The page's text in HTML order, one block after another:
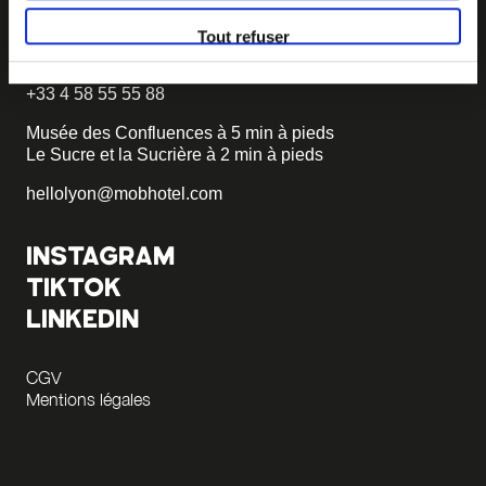
Tout refuser
Hôtel 3 étoiles
+33 4 58 55 55 88
Musée des Confluences à 5 min à pieds
Le Sucre et la Sucrière à 2 min à pieds
hellolyon@mobhotel.com
INSTAGRAM
TIKTOK
LINKEDIN
CGV
Mentions légales